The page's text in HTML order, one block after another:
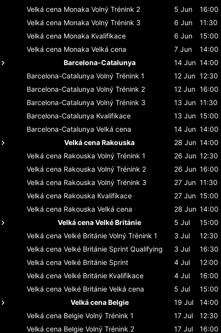
Velká cena Monaka Volný Trénink 2 5 Jun
16:00
Velká cena Monaka Volný Trénink 3 6 Jun
11:30
Velká cena Monaka Kvalifikace 6 Jun
15:00
Velká cena Monaka Velká cena 7 Jun
14:00
Barcelona-Catalunya
14 Jun 14:00
Barcelona-Catalunya Volný Trénink 1 12 Jun 12:30
Barcelona-Catalunya Volný Trénink 2 12 Jun 16:00
Barcelona-Catalunya Volný Trénink 3 13 Jun 11:30
Barcelona-Catalunya Kvalifikace 13 Jun 15:00
Barcelona-Catalunya Velká cena 14 Jun 14:00
Velká cena Rakouska
28 Jun 14:00
Velká cena Rakouska Volný Trénink 1 26 Jun 12:30
Velká cena Rakouska Volný Trénink 2 26 Jun 16:00
Velká cena Rakouska Volný Trénink 3 27 Jun 11:30
Velká cena Rakouska Kvalifikace 27 Jun 15:00
Velká cena Rakouska Velká cena 28 Jun 14:00
Velká cena Velké Británie
5 Jul
15:00
Velká cena Velké Británie Volný Trénink 1 3 Jul
12:30
Velká cena Velké Británie Sprint Qualifying 3 Jul
16:30
Velká cena Velké Británie Sprint 4 Jul
12:00
Velká cena Velké Británie Kvalifikace 4 Jul
16:00
Velká cena Velké Británie Velká cena 5 Jul
15:00
Velká cena Belgie
19 Jul
14:00
Velká cena Belgie Volný Trénink 1 17 Jul
12:30
Velká cena Belgie Volný Trénink 2 17 Jul 16:00